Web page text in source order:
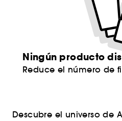
Ningún producto
Reduce el número de
Descubre el universo de